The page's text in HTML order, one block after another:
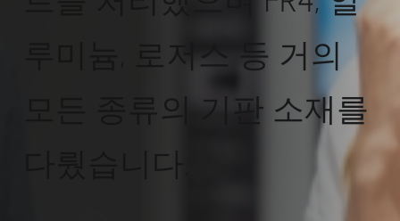
루미늄, 로저스 등 거의
모든 종류의 기판 소재를
다뤘습니다.